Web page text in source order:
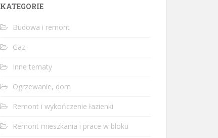
KATEGORIE
Budowa i remont
Gaz
Inne tematy
Ogrzewanie, dom
Remont i wykończenie łazienki
Remont mieszkania i prace w bloku